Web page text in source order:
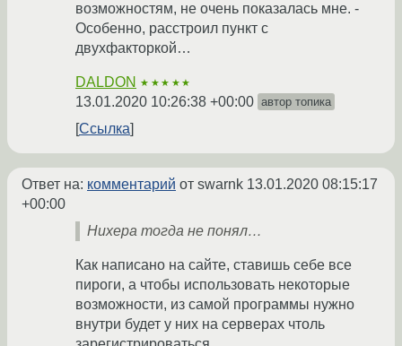
возможностям, не очень показалась мне. -
Особенно, расстроил пункт с
двухфакторкой…
DALDON ★★★★★
13.01.2020 10:26:38 +00:00 автор топика
Ссылка
Ответ на: комментарий от swarnk 13.01.2020 08:15:17
+00:00
Нихера тогда не понял…
Как написано на сайте, ставишь себе все
пироги, а чтобы использовать некоторые
возможности, из самой программы нужно
внутри будет у них на серверах чтоль